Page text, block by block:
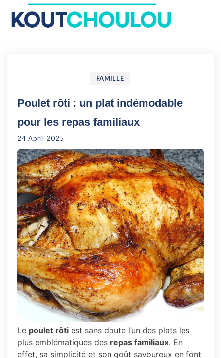
FAMILLE
Poulet rôti : un plat indémodable
pour les repas familiaux
24 April 2025
Le poulet rôti est sans doute l’un des plats les
plus emblématiques des repas familiaux. En
effet, sa simplicité et son goût savoureux en font